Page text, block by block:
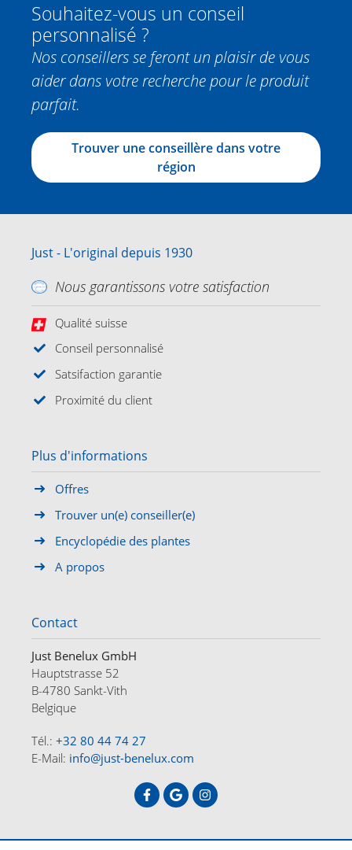
OFFRES A PROPOS
DE FR NL
Souhaitez-vous un conseil
personnalisé ?
Nos conseillers se feront un plaisir de vous
aider dans votre recherche pour le produit
parfait.
Trouver une conseillère dans votre
région
Just - L'original depuis 1930
Nous garantissons votre satisfaction
Qualité suisse
Conseil personnalisé
Satsifaction garantie
Proximité du client
Plus d'informations
Offres
Trouver un(e) conseiller(e)
Encyclopédie des plantes
A propos
Contact
Just Benelux GmbH
Hauptstrasse 52
B-4780 Sankt-Vith
Belgique
Tél.: +32 80 44 74 27
E-Mail: info@just-benelux.com